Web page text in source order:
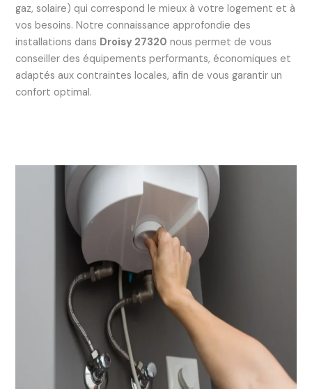
gaz, solaire) qui correspond le mieux à votre logement et à
vos besoins. Notre connaissance approfondie des
installations dans Droisy 27320 nous permet de vous
conseiller des équipements performants, économiques et
adaptés aux contraintes locales, afin de vous garantir un
confort optimal.